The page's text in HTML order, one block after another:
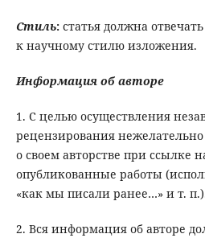
Стиль:статья должна
к научному стилю изложения.
Информация об авторе
1. С целью осуществления
рецензирования
о своем авторстве при ссылке
опубликованные работы
«как мы писали ранее…» и т.
2. Вся информация об авторе